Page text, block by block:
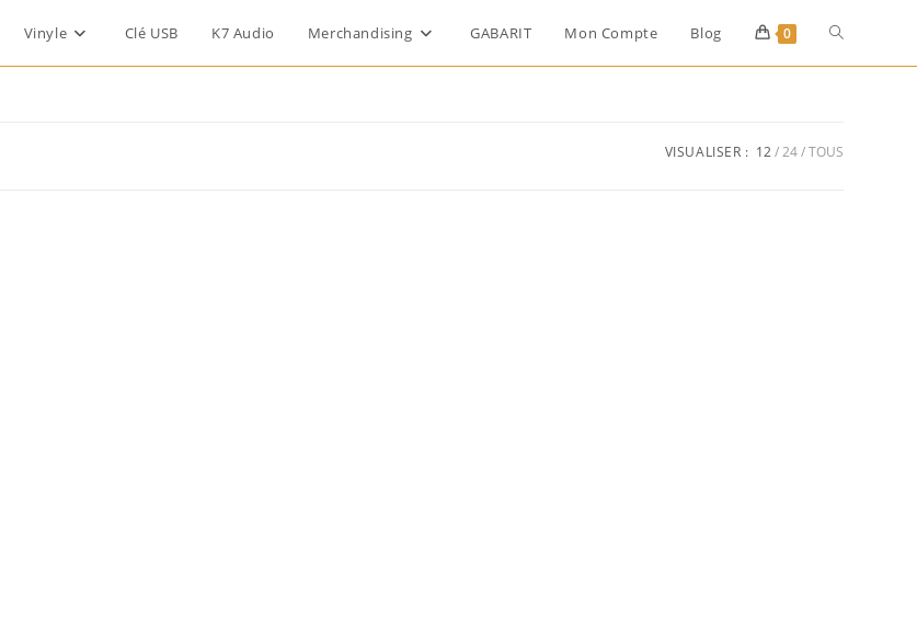
Vinyle Clé USB K7 Audio Merchandising GABARIT Mon Compte Blog 0
VISUALISER : 12 24 TOUS